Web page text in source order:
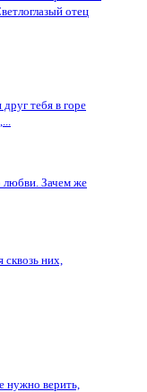
отец
тебя в горе
любви. Зачем же
сквозь них,
нужно верить,